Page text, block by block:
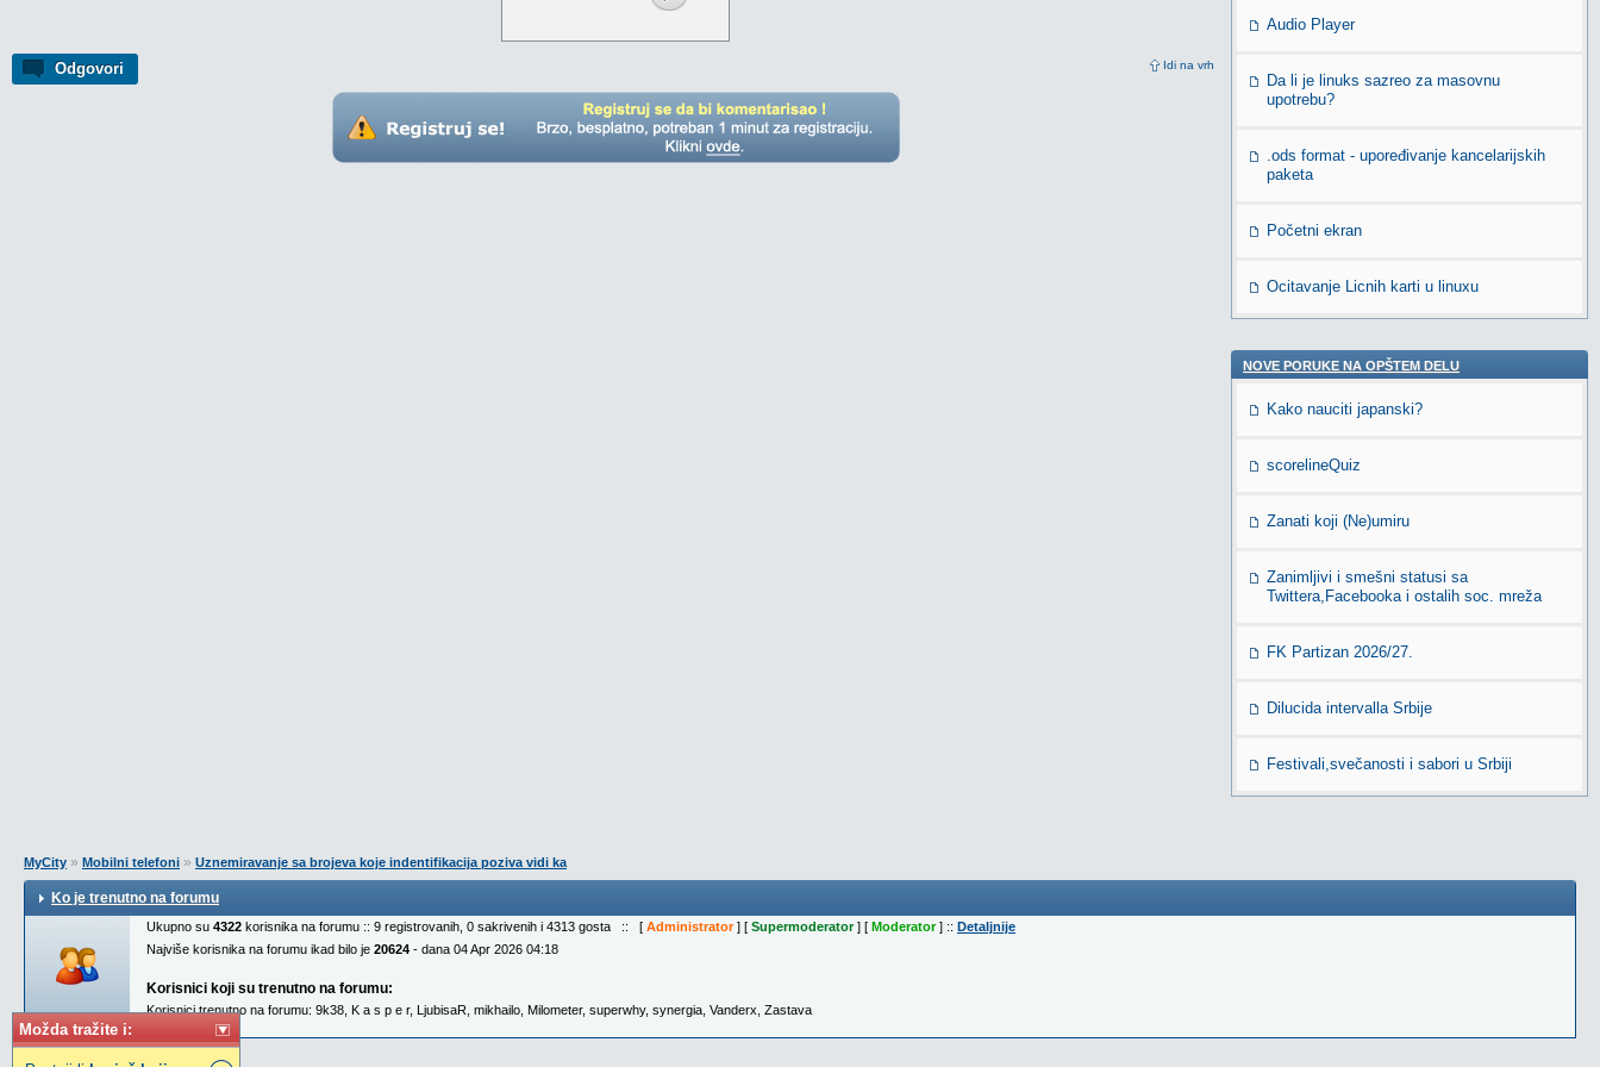
Možda tražite i:
Odgovori Idi na vrh
Audio Player
Da li je linuks sazreo za masovnu
upotrebu?
.ods format - upoređivanje kancelarijskih
paketa
Početni ekran
Ocitavanje Licnih karti u linuxu
NOVE PORUKE NA OPŠTEM DELU
Kako nauciti japanski?
scorelineQuiz
Zanati koji (Ne)umiru
Zanimljivi i smešni statusi sa
Twittera,Facebooka i ostalih soc. mreža
FK Partizan 2026/27.
Dilucida intervalla Srbije
Festivali,svečanosti i sabori u Srbiji
MyCity » Mobilni telefoni » Uznemiravanje sa brojeva koje indentifikacija poziva vidi ka
Ko je trenutno na forumu
Ukupno su 4322 korisnika na forumu :: 9 registrovanih, 0 sakrivenih i 4313 gosta :: [ Administrator] [ Supermoderator] [ Moderator] :: Detaljnije
Najviše korisnika na forumu ikad bilo je 20624 - dana 04 Apr 2026 04:18
Korisnici koji su trenutno na forumu:
Korisnici trenutno na forumu: 9k38 K a s p e r, LjubisaR mikhailo Milometer, superwhy, synergia Vanderx Zastava